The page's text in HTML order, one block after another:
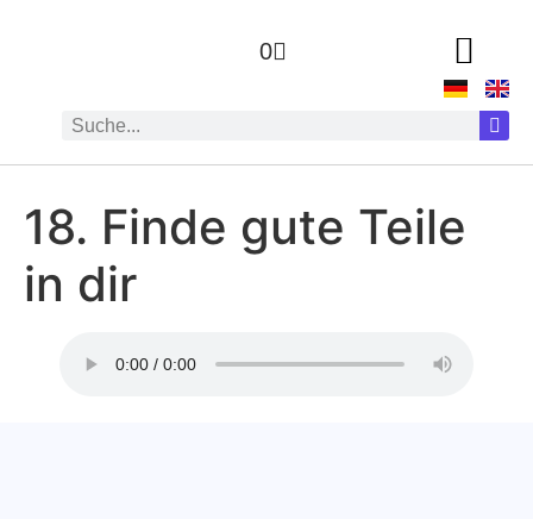
0
18. Finde gute Teile
in dir